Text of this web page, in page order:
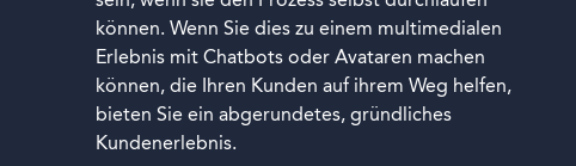
können. Wenn Sie dies zu einem multimedialen
Erlebnis mit Chatbots oder Avataren machen
können, die Ihren Kunden auf ihrem Weg helfen,
bieten Sie ein abgerundetes, gründliches
Kundenerlebnis.